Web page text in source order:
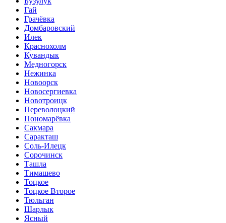
Гай
Грачёвка
Домбаровский
Илек
Краснохолм
Кувандык
Медногорск
Нежинка
Новоорск
Новосергиевка
Новотроицк
Переволоцкий
Пономарёвка
Сакмара
Саракташ
Соль-Илецк
Сорочинск
Ташла
Тимашево
Тоцкое
Тоцкое Второе
Тюльган
Шарлык
Ясный